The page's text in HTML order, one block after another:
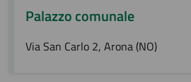
Palazzo comunale
Via San Carlo 2, Arona (NO)